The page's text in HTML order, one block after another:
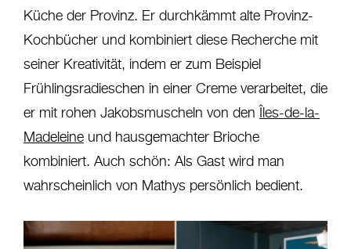
Küche der Provinz. Er durchkämmt alte Provinz-
Kochbücher und kombiniert diese Recherche mit
seiner Kreativität, indem er zum Beispiel
Frühlingsradieschen in einer Creme verarbeitet, die
er mit rohen Jakobsmuscheln von den
Îles-de-la-
Madeleine und hausgemachter Brioche
kombiniert. Auch schön: Als Gast wird man
wahrscheinlich von Mathys persönlich bedient.